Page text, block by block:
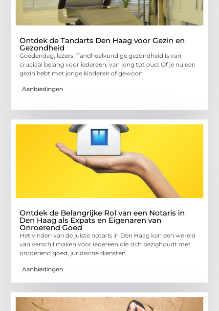
Ontdek de Tandarts Den Haag voor Gezin en
Gezondheid
Goedendag, lezers! Tandheelkundige gezondheid is van
cruciaal belang voor iedereen, van jong tot oud. Of je nu een
gezin hebt met jonge kinderen of gewoon
Aanbiedingen
Ontdek de Belangrijke Rol van een Notaris in
Den Haag als Expats en Eigenaren van
Onroerend Goed
Het vinden van de juiste notaris in Den Haag kan een wereld
van verschil maken voor iedereen die zich bezighoudt met
onroerend goed, juridische diensten
Aanbiedingen